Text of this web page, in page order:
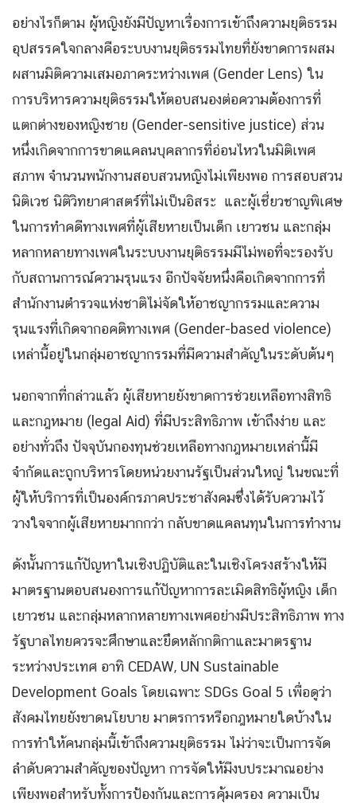
อย่างไรก็ตาม ผู้หญิงยังมีปัญหาเรื่องการเข้าถึงความยุติธรรม
อุปสรรคใจกลางคือระบบงานยุติธรรมไทยที่ยังขาดการผสม
ผสานมิติความเสมอภาคระหว่างเพศ (Gender Lens) ใน
การบริหารความยุติธรรมให้ตอบสนองต่อความต้องการที่
แตกต่างของหญิงชาย (Gender-sensitive justice) ส่วน
หนึ่งเกิดจากการขาดแคลนบุคลากรที่อ่อนไหวในมิติเพศ
สภาพ จำนวนพนักงานสอบสวนหญิงไม่เพียงพอ การสอบสวน
นิติเวช นิติวิทยาศาสตร์ที่ไม่เป็นอิสระ และผู้เชี่ยวชาญพิเศษ
ในการทำคดีทางเพศที่ผู้เสียหายเป็นเด็ก เยาวชน และกลุ่ม
หลากหลายทางเพศในระบบงานยุติธรรมมีไม่พอที่จะรองรับ
กับสถานการณ์ความรุนแรง อีกปัจจัยหนึ่งคือเกิดจากการที่
สำนักงานตำรวจแห่งชาติไม่จัดให้อาชญากรรมและความ
รุนแรงที่เกิดจากอคติทางเพศ (Gender-based violence)
เหล่านี้อยู่ในกลุ่มอาชญากรรมที่มีความสำคัญในระดับต้นๆ
นอกจากที่กล่าวแล้ว ผู้เสียหายยังขาดการช่วยเหลือทางสิทธิ
และกฎหมาย (legal Aid) ที่มีประสิทธิภาพ เข้าถึงง่าย และ
อย่างทั่วถึง ปัจจุบันกองทุนช่วยเหลือทางกฎหมายเหล่านี้มี
จำกัดและถูกบริหารโดยหน่วยงานรัฐเป็นส่วนใหญ่ ในขณะที่
ผู้ให้บริการที่เป็นองค์กรภาคประชาสังคมซึ่งได้รับความไว้
วางใจจากผู้เสียหายมากกว่า กลับขาดแคลนทุนในการทำงาน
ดังนั้นการแก้ปัญหาในเชิงปฏิบัติและในเชิงโครงสร้างให้มี
มาตรฐานตอบสนองการแก้ปัญหาการละเมิดสิทธิผู้หญิง เด็ก
เยาวชน และกลุ่มหลากหลายทางเพศอย่างมีประสิทธิภาพ ทาง
รัฐบาลไทยควรจะศึกษาและยึดหลักกติกาและมาตรฐาน
ระหว่างประเทศ อาทิ CEDAW, UN Sustainable
Development Goals โดยเฉพาะ SDGs Goal 5 เพื่อดูว่า
สังคมไทยยังขาดนโยบาย มาตรการหรือกฎหมายใดบ้างใน
การทำให้คนกลุ่มนี้เข้าถึงความยุติธรรม ไม่ว่าจะเป็นการจัด
ลำดับความสำคัญของปัญหา การจัดให้มีงบประมาณอย่าง
เพียงพอสำหรับทั้งการป้องกันและการคุ้มครอง ความเป็น